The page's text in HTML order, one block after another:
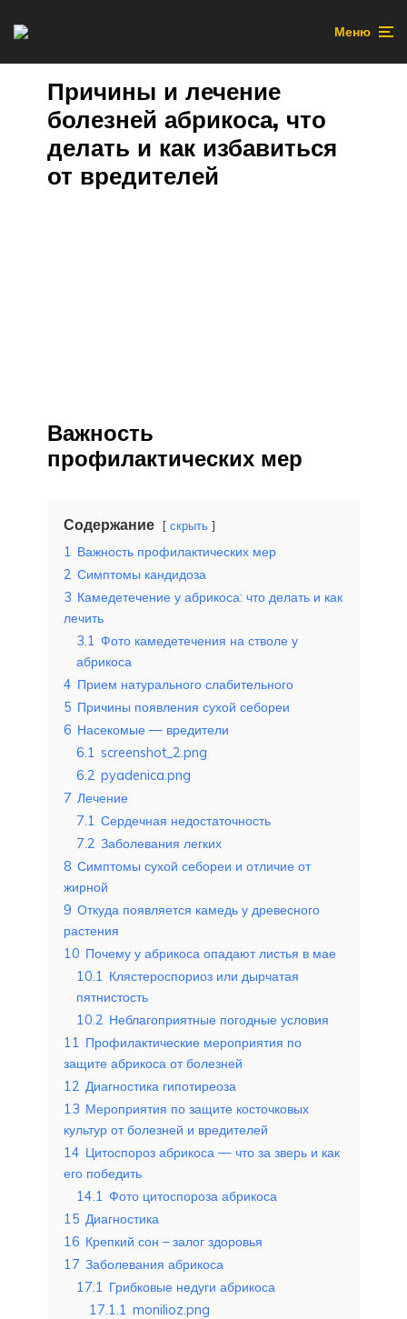
Меню
Причины и лечение
болезней абрикоса, что
делать и как избавиться
от вредителей
Важность
профилактических мер
Содержание скрыть
1 Важность профилактических мер
2 Симптомы кандидоза
3 Камедетечение у абрикоса: что делать и как
лечить
3.1 Фото камедетечения на стволе у
абрикоса
4 Прием натурального слабительного
5 Причины появления сухой себореи
6 Насекомые — вредители
6.1 screenshot_2.png
6.2 pyadenica.png
7 Лечение
7.1 Сердечная недостаточность
7.2 Заболевания легких
8 Симптомы сухой себореи и отличие от
жирной
9 Откуда появляется камедь у древесного
растения
10 Почему у абрикоса опадают листья в мае
10.1 Клястероспориоз или дырчатая
пятнистость
10.2 Неблагоприятные погодные условия
11 Профилактические мероприятия по
защите абрикоса от болезней
12 Диагностика гипотиреоза
13 Мероприятия по защите косточковых
культур от болезней и вредителей
14 Цитоспороз абрикоса — что за зверь и как
его победить
14.1 Фото цитоспороза абрикоса
15 Диагностика
16 Крепкий сон – залог здоровья
17 Заболевания абрикоса
17.1 Грибковые недуги абрикоса
17.1.1 monilioz.png